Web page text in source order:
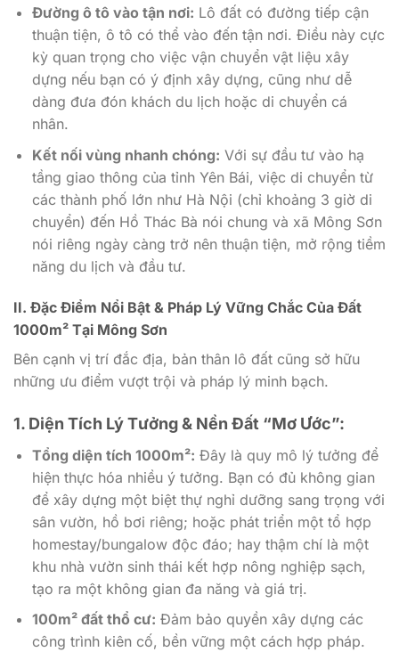
Đường ô tô vào tận nơi: Lô đất có đường tiếp cận
thuận tiện, ô tô có thể vào đến tận nơi. Điều này cực
kỳ quan trọng cho việc vận chuyển vật liệu xây
dựng nếu bạn có ý định xây dựng, cũng như dễ
dàng đưa đón khách du lịch hoặc di chuyển cá
nhân.
Kết nối vùng nhanh chóng: Với sự đầu tư vào hạ
tầng giao thông của tỉnh Yên Bái, việc di chuyển từ
các thành phố lớn như Hà Nội (chỉ khoảng 3 giờ di
chuyển) đến Hồ Thác Bà nói chung và xã Mông Sơn
nói riêng ngày càng trở nên thuận tiện, mở rộng tiềm
năng du lịch và đầu tư.
II. Đặc Điểm Nổi Bật & Pháp Lý Vững Chắc Của Đất
1000m² Tại Mông Sơn
Bên cạnh vị trí đắc địa, bản thân lô đất cũng sở hữu
những ưu điểm vượt trội và pháp lý minh bạch.
1. Diện Tích Lý Tưởng & Nền Đất “Mơ Ước”:
Tổng diện tích 1000m²: Đây là quy mô lý tưởng để
hiện thực hóa nhiều ý tưởng. Bạn có đủ không gian
để xây dựng một biệt thự nghỉ dưỡng sang trọng với
sân vườn, hồ bơi riêng; hoặc phát triển một tổ hợp
homestay/bungalow độc đáo; hay thậm chí là một
khu nhà vườn sinh thái kết hợp nông nghiệp sạch,
tạo ra một không gian đa năng và giá trị.
100m² đất thổ cư: Đảm bảo quyền xây dựng các
công trình kiên cố, bền vững một cách hợp pháp.